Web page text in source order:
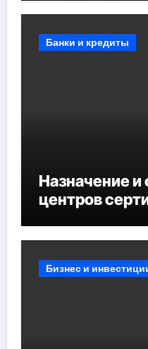
мероприятий
Банки и кредиты
Назначение
центров
Бизнес и